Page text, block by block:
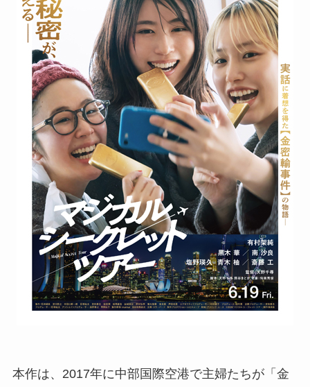
本作は、2017年に中部国際空港で主婦たちが「金